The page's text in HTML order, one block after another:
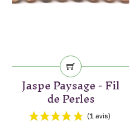
Jaspe Paysage - Fil
de Perles